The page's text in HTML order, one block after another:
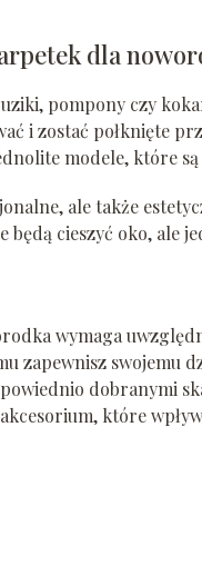
dla
pompony czy
i zostać połknięte
modele, które
ale także
cieszyć oko, ale
wymaga
zapewnisz swojemu
dobranymi
które